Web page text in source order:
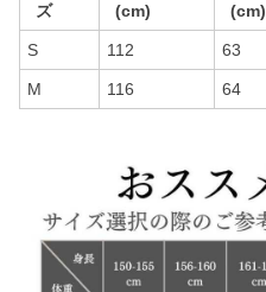
ズ
(cm)
(cm)
S 112 63
M 116 64